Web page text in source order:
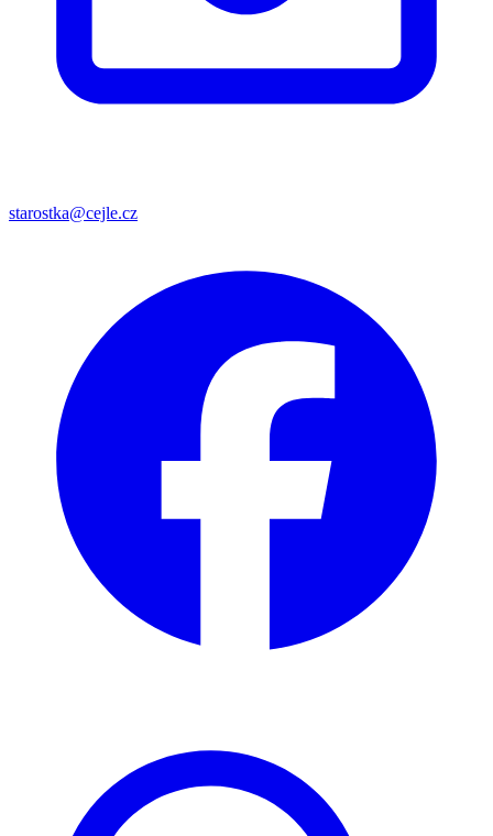
starostka@cejle.cz